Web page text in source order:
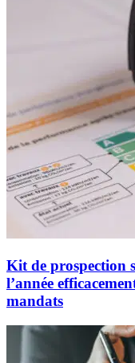
Kit de prospection
l’année
mandats